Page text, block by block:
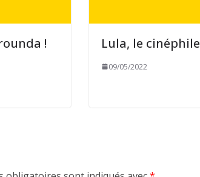
! Lula, le cinéphile
09/05/2022